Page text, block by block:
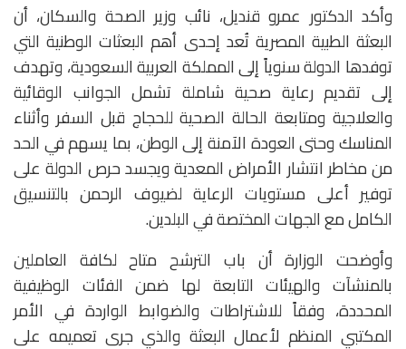
وأكد الدكتور عمرو قنديل، نائب وزير الصحة والسكان، أن
البعثة الطبية المصرية تُعد إحدى أهم البعثات الوطنية التي
توفدها الدولة سنوياً إلى المملكة العربية السعودية، وتهدف
إلى تقديم رعاية صحية شاملة تشمل الجوانب الوقائية
والعلاجية ومتابعة الحالة الصحية للحجاج قبل السفر وأثناء
المناسك وحتى العودة الآمنة إلى الوطن، بما يسهم في الحد
من مخاطر انتشار الأمراض المعدية ويجسد حرص الدولة على
توفير أعلى مستويات الرعاية لضيوف الرحمن بالتنسيق
الكامل مع الجهات المختصة في البلدين.
وأوضحت الوزارة أن باب الترشح متاح لكافة العاملين
بالمنشآت والهيئات التابعة لها ضمن الفئات الوظيفية
المحددة، وفقاً للاشتراطات والضوابط الواردة في الأمر
المكتبي المنظم لأعمال البعثة والذي جرى تعميمه على